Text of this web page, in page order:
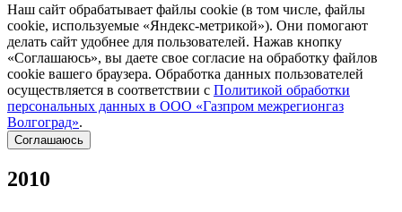
Наш сайт обрабатывает файлы cookie (в том числе, файлы
cookie, используемые «Яндекс-метрикой»). Они помогают
делать сайт удобнее для пользователей. Нажав кнопку
«Соглашаюсь», вы даете свое согласие на обработку файлов
cookie вашего браузера. Обработка данных пользователей
осуществляется в соответствии с Политикой обработки
персональных данных в ООО «Газпром межрегионгаз
Волгоград».
Соглашаюсь
2010